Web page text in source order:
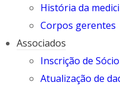
História da
Corpos gerentes
Associados
Inscrição de Sócio
Atualização de